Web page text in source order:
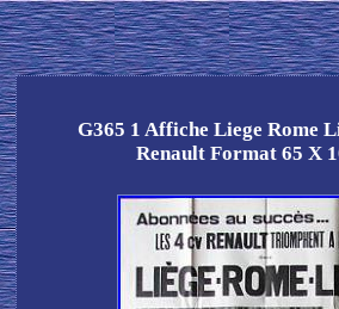
G365 1 Affiche Liege Rome
Renault Format 65 X